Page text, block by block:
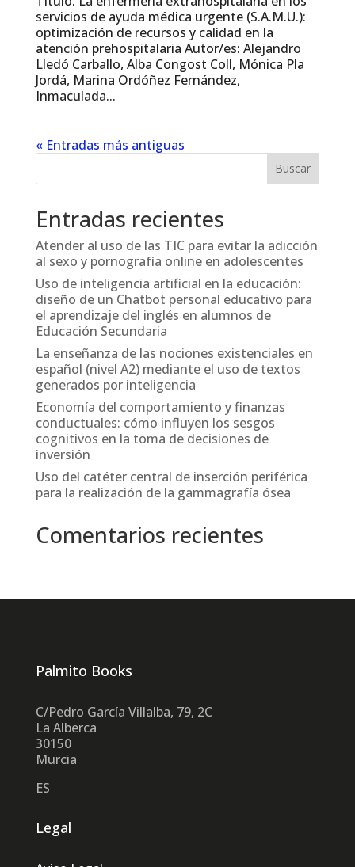
servicios de ayuda médica urgente (S.A.M.U.):
optimización de recursos y calidad en la
atención prehospitalaria Autor/es: Alejandro
Lledó Carballo, Alba Congost Coll, Mónica Pla
Jordá, Marina Ordóñez Fernández,
Inmaculada...
« Entradas más antiguas
Entradas recientes
Atender al uso de las TIC para evitar la adicción
al sexo y pornografía online en adolescentes
Uso de inteligencia artificial en la educación:
diseño de un Chatbot personal educativo para
el aprendizaje del inglés en alumnos de
Educación Secundaria
La enseñanza de las nociones existenciales en
español (nivel A2) mediante el uso de textos
generados por inteligencia
Economía del comportamiento y finanzas
conductuales: cómo influyen los sesgos
cognitivos en la toma de decisiones de
inversión
Uso del catéter central de inserción periférica
para la realización de la gammagrafía ósea
Comentarios recientes
Palmito Books
C/Pedro García Villalba, 79, 2C
La Alberca
30150
Murcia
ES
Legal